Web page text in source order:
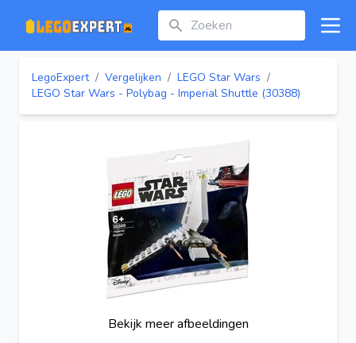
Zoeken
LegoExpert / Vergelijken / LEGO Star Wars /
LEGO Star Wars - Polybag - Imperial Shuttle (30388)
Bekijk meer afbeeldingen